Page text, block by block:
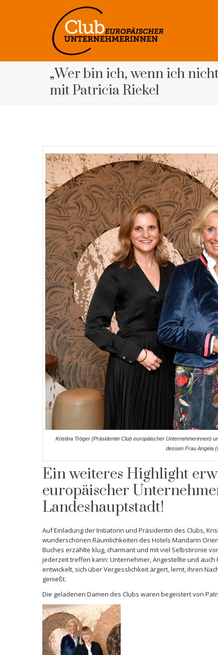
„Wer bin ich, wenn ich
mit Patricia Riekel
Kristina Tröger (Präsidentin Club europäischer Unternehmerinnen)
dessen Frau Angela
Ein weiteres Highlight
europäischer
Landeshauptstadt!
Auf Einladung der Initiatorin und Präsidentin des Clubs,
wunderschönen Räumlichkeiten des Hotels Mandarin
Buches erzählte klug, charmant und mit viel Selbstironie
jederzeit treffen kann: Unternehmer, Angestellte und
entwickelt, sich über Vergesslichkeit ärgert, lernt, ihren
genießt.
Die geladenen Damen des Clubs waren begeistert von